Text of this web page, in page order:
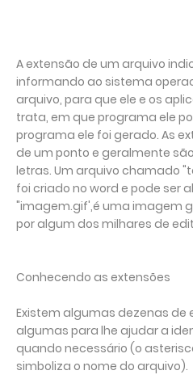
A extensão de um arquivo
informando ao sistema
arquivo, para que ele e os
trata, em que programa ele
programa ele foi gerado. As
de um ponto e geralmente
letras. Um arquivo chamado
foi criado no word e pode ser
"imagem.gif',é uma imagem
por algum dos milhares de
Conhecendo as extensões
Existem algumas dezenas de
algumas para lhe ajudar a
quando necessário (o
simboliza o nome do arquivo).